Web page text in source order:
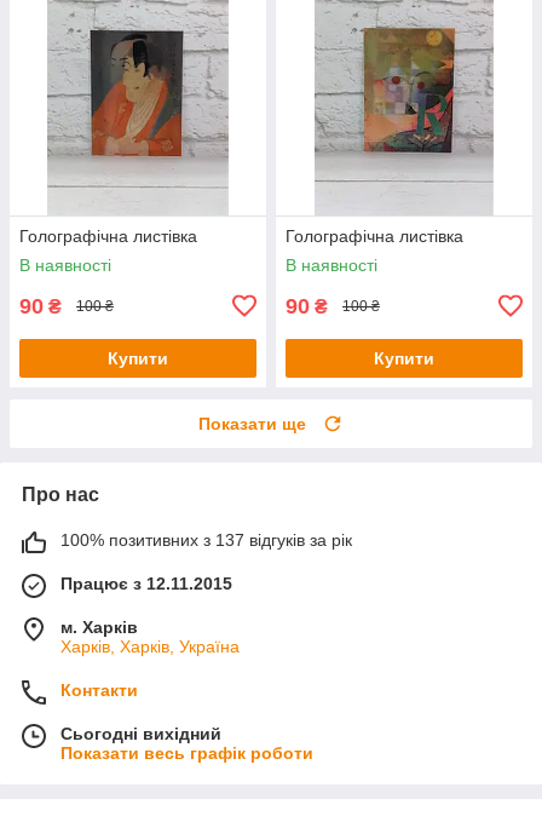
Голографічна листівка
В наявності
90 ₴ 100 ₴
Купити
Голографічна листівка
В наявності
90 ₴ 100 ₴
Купити
Показати ще
Про нас
100% позитивних з 137 відгуків за рік
Працює з 12.11.2015
м. Харків
Харків, Харків, Україна
Контакти
Сьогодні вихідний
Показати весь графік роботи